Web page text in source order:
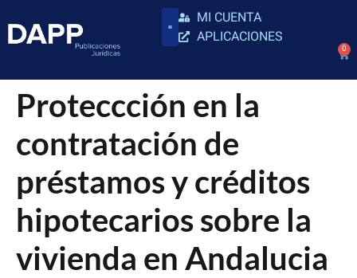
MI CUENTA
APLICACIONES
0
Proteccción en la
contratación de
préstamos y créditos
hipotecarios sobre la
vivienda en Andalucia